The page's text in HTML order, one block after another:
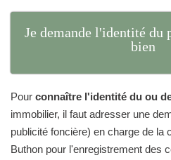
Je demande l'identité du
bien
Pour connaître l'identité du ou
immobilier, il faut adresser une
publicité foncière) en charge de la
Buthon pour l'enregistrement des